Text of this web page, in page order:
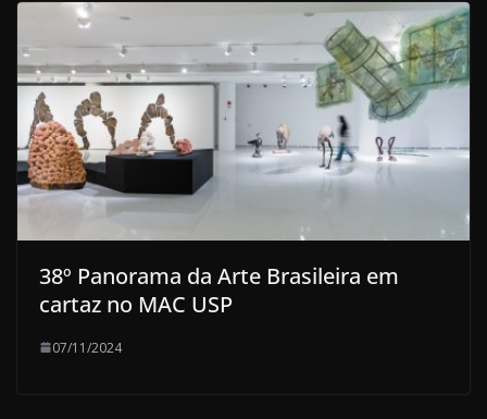
38º Panorama da Arte Brasileira em
cartaz no MAC USP
07/11/2024